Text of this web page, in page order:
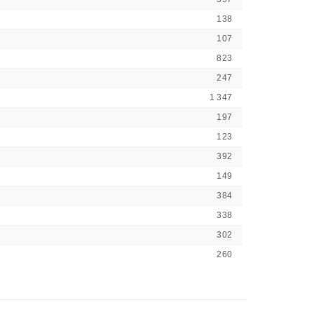
138
107
823
247
1 347
197
123
392
149
384
338
302
260